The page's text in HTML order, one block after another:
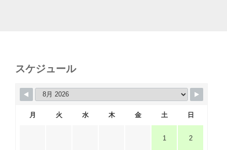
スケジュール
月 火 水 木 金 土 日
1 2